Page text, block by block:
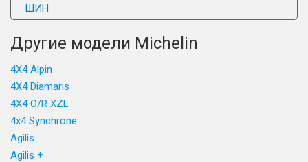
ШИН
Другие модели Michelin
4X4 Alpin
4X4 Diamaris
4X4 O/R XZL
4x4 Synchrone
Agilis
Agilis +